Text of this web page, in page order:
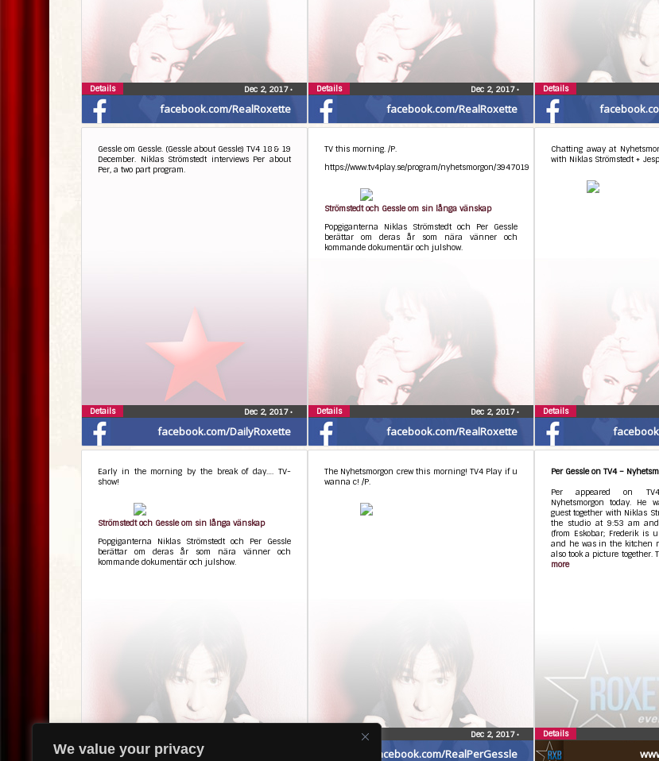
We value your privacy
facebook.com/RealRoxette
Dec 2, 2017•
Details
facebook.com/RealRoxette
Dec 2, 2017•
Details Details
facebook.com/DailyRoxette
Gessle om Gessle. (Gessle about Gessle) TV4 18 & 19
December. Niklas Strömstedt interviews Per about
Per, a two part program.
Dec 2, 2017•
Details
facebook.com/RealRoxette
TV this morning. /P.
https://www.tv4play.se/program/nyhetsmorgon/3947019
Strömstedt och Gessle om sin långa vänskap
Popgiganterna Niklas Strömstedt och Per Gessle
berättar om deras år som nära vänner och
kommande dokumentär och julshow.
Dec 2, 2017•
Details
Chatting away at
with Niklas Strömstedt +
Details
facebook.com/RealPerGessle
Early in the morning by the break of day…. TV-
show!
Strömstedt och Gessle om sin långa vänskap
Popgiganterna Niklas Strömstedt och Per Gessle
berättar om deras år som nära vänner och
kommande dokumentär och julshow.
facebook.com/RealPerGessle
The Nyhetsmorgon crew this morning! TV4 Play if u
wanna c! /P.
Dec 2, 2017•
Per Gessle on TV4 –
Per appeared on
Nyhetsmorgon today. He
guest together with Niklas
the studio at 9:53 am and
(from Eskobar; Frederik is
and he was in the kitchen
also took a picture together.
more
Details